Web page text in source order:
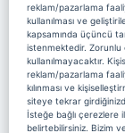
Foto Galeriler
Üyelik Yayın
Künye ve
Çerez Yönetimi
reklam/pazarlama
kullanılması ve
kapsamında üçüncü
istenmektedir.
kullanılmayacaktır.
reklam/pazarlama
kılınması ve
siteye tekrar
İsteğe bağlı çerezlere
belirtebilirsiniz. Bizim